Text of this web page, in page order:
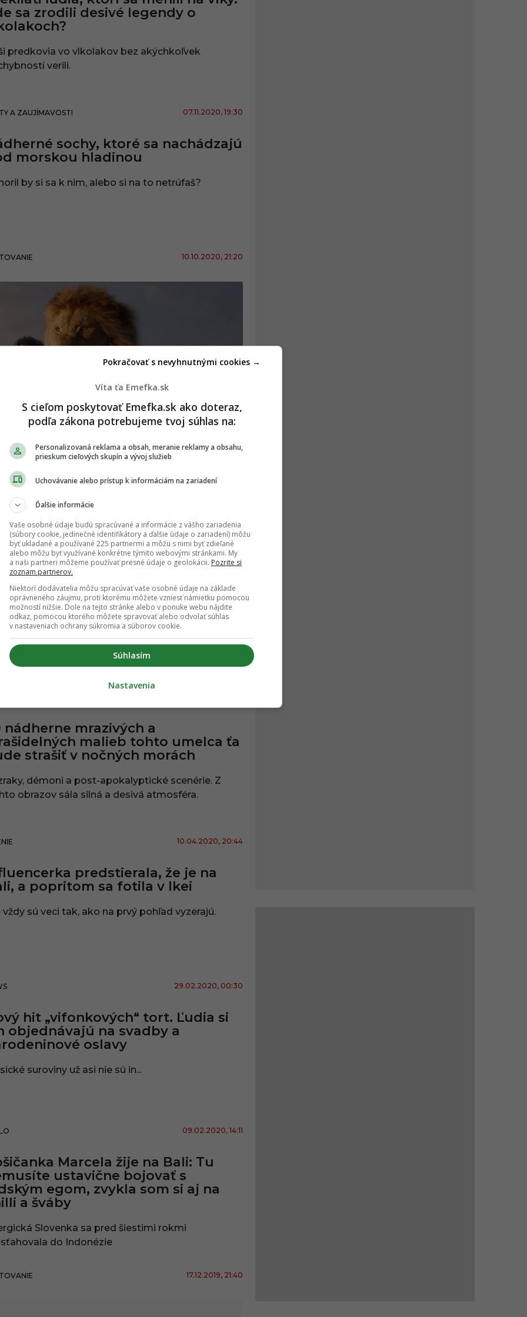
sa zrodili desivé legendy o
predkovia vo vlkolakov bez akýchkoľvek
verili.
A ZAUJÍMAVOSTI 07.11.2020, 19:30
sochy, ktoré sa nachádzajú
morskou hladinou
by si sa k nim, alebo si na to netrúfaš?
10.10.2020, 21:20
do záberov zo známych
24.09.2020, 15:56
a desivé. Šikovná fotografka
hororové fotky v štýle starých
pre milovníkov strachu.
nádherne mrazivých a
malieb tohto umelca ťa
strašiť v nočných morách
démoni a post-apokalyptické scenérie. Z
obrazov sála silná a desivá atmosféra.
10.04.2020, 20:44
predstierala, že je na
a popritom sa fotila v Ikei
vždy sú veci tak, ako na prvý pohľad vyzerajú.
29.02.2020, 00:30
hit „vifonkových“ tort. Ľudia si
objednávajú na svadby a
oslavy
suroviny už asi nie sú in...
09.02.2020, 14:11
Marcela žije na Bali: Tu
ustavične bojovať s
egom, zvykla som si aj na
a šváby
Slovenka sa pred šiestimi rokmi
do Indonézie
17.12.2019, 21:40
Víta ťa Emefka.sk
S cieľom poskytovať Emefka.sk ako doteraz,
podľa zákona potrebujeme tvoj súhlas na:
Personalizovaná reklama a obsah, meranie reklamy a obsahu,
prieskum cieľových skupín a vývoj služieb
Uchovávanie alebo prístup k informáciám na zariadení
Ďalšie informácie
Vaše osobné údaje budú spracúvané a informácie z vášho zariadenia
(súbory cookie, jedinečné identifikátory a ďalšie údaje o zariadení) môžu
byť ukladané a používané 225 partnermi a môžu s nimi byť zdieľané
alebo môžu byť využívané konkrétne týmito webovými stránkami. My
a naši partneri môžeme používať presné údaje o geolokácii. Pozrite si
zoznam partnerov.
Niektorí dodávatelia môžu spracúvať vaše osobné údaje na základe
oprávneného záujmu, proti ktorému môžete vzniesť námietku pomocou
možností nižšie. Dole na tejto stránke alebo v ponuke webu nájdite
odkaz, pomocou ktorého môžete spravovať alebo odvolať súhlas
v nastaveniach ochrany súkromia a súborov cookie.
Súhlasím
Pokračovať s nevyhnutnými cookies →
Nastavenia